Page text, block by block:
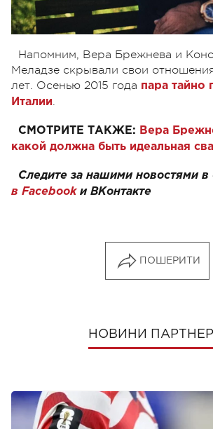
Напомним, Вера Брежнева и
Меладзе скрывали свои
лет. Осенью 2015 года пара тайно
Италии.
СМОТРИТЕ ТАКЖЕ: Вера
какой должна быть идеальная
Следите за нашими новостями в
в Facebookи ВКонтакте
ПОШЕРИТИ
НОВИНИ